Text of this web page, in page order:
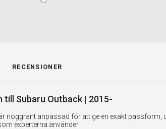
RECENSIONER
till Subaru Outback | 2015-
noggrant anpassad för att ge en exakt passform,
experterna använder.